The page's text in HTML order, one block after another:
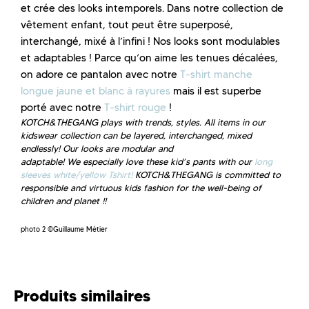
et crée des looks intemporels. Dans notre collection de
vêtement enfant, tout peut être superposé,
interchangé, mixé à l’infini ! Nos looks sont modulables
et adaptables ! Parce qu’on aime les tenues décalées,
on adore ce pantalon avec notre T-shirt manche
longue jaune et blanc à rayures mais il est superbe
porté avec notre T-shirt rouge !
KOTCH&THEGANG plays with trends, styles. All items in our
kidswear collection can be layered, interchanged, mixed
endlessly! Our looks are modular and
adaptable! We especially love these kid’s pants with our long
sleeves white/yellow Tshirt!KOTCH&THEGANG is committed to
responsible and virtuous kids fashion for the well-being of
children and planet !!
photo 2 ©Guillaume Métier
Produits similaires